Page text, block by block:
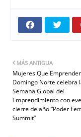
MÁS ANTIGUA
Mujeres Que
Domingo Norte celebra
Semana Global del
Emprendimiento con
cierre de año “Poder
Summit”